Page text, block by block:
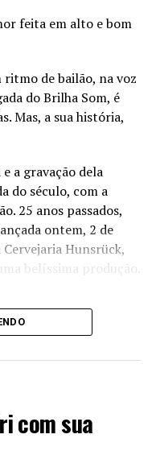
feita em alto e bom
ritmo de bailão, na voz
do Brilha Som, é
Mas, a sua história,
a gravação dela
do século, com a
25 anos passados,
ontem, 2 de
Hunsrück,
belíssima produção.
uma interação do
Alessandro Turra.
neste dia 3,
composição voltado
de amor.
com sua